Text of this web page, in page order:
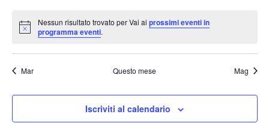
Notice
Nessun risultato trovato per Vai aiprossimi eventi in
programma eventi.
Mar Questo mese Mag
Iscriviti al calendario